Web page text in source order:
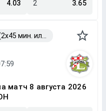
4.03 2 3.65
матч 8 августа 2026